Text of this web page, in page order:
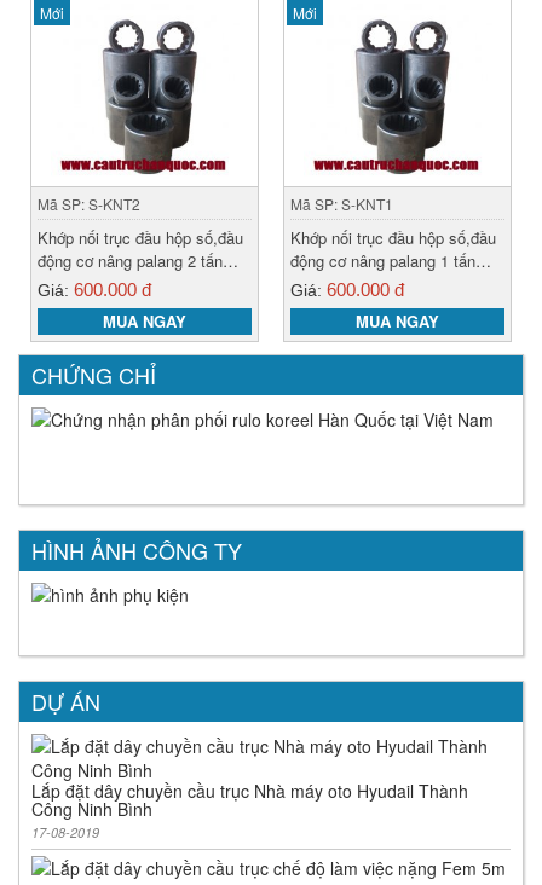
Mới
Mã SP: S-KNT2
Khớp nối trục đầu hộp số,đầu
động cơ nâng palang 2 tấn
hàn quốc
Giá: 600.000 đ
MUA NGAY
Mới
Mã SP: S-KNT1
Khớp nối trục đầu hộp số,đầu
động cơ nâng palang 1 tấn
hàn quốc
Giá: 600.000 đ
MUA NGAY
CHỨNG CHỈ
HÌNH ẢNH CÔNG TY
DỰ ÁN
Lắp đặt dây chuyền cầu trục Nhà máy oto Hyudail Thành
Công Ninh Bình
17-08-2019